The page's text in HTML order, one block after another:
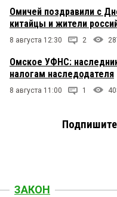
Омичей поздравили с
китайцы и жители
8 августа 12:30 2
Омское УФНС:
налогам наследодателя
8 августа 11:00 1
ЗАКОН